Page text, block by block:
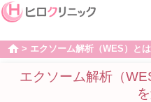
homeエクソーム解析（WES）と
エクソーム解析（